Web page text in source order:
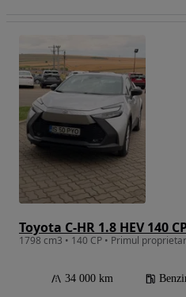
Toyota C-HR 1.8 HEV 140
1798 cm3 • 140 CP • Primul proprietar
34 000 km